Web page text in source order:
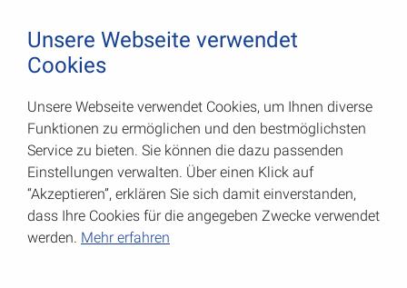
Breite Scharniere
Art.-Nr.: 000504090Z
Unsere Webseite verwendet
Cookies
Unsere Webseite verwendet Cookies, um Ihnen diverse
Funktionen zu ermöglichen und den bestmöglichsten
Service zu bieten. Sie können die dazu passenden
Einstellungen verwalten. Über einen Klick auf
“Akzeptieren”, erklären Sie sich damit einverstanden,
dass Ihre Cookies für die angegeben Zwecke verwendet
werden. Mehr erfahren